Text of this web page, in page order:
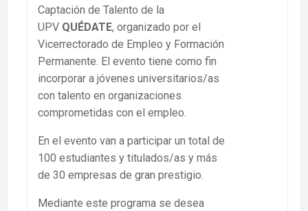
Captación de Talento de la
UPV QUÉDATE, organizado por el
Vicerrectorado de Empleo y Formación
Permanente. El evento tiene como fin
incorporar a jóvenes universitarios/as
con talento en organizaciones
comprometidas con el empleo.
En el evento van a participar un total de
100 estudiantes y titulados/as y más
de 30 empresas de gran prestigio.
Mediante este programa se desea